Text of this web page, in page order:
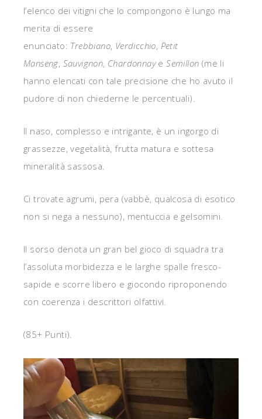
l’elenco dei vitigni che lo compongono è lungo ma
merita di essere
enunciato: Trebbiano, Verdicchio, Petit
Manseng, Sauvignon, ChardonnayeSemillon (me li
hanno elencati con tale precisione che ho avuto il
pudore di non chiederne le percentuali).
Il naso, complesso e intrigante, è un ingorgo di
grassezze, vegetalità, frutta matura e sottesa
mineralità sassosa.
Ci trovate agrumi, pera (vabbè, qualcosa di esotico
non si nega a nessuno), mentuccia e gelsomini.
Il sorso denota un gran bel gioco di squadra tra
l’assoluta morbidezza e le larghe spalle fresco-
sapide e scorre libero e giocondo riproponendo
con coerenza i descrittori olfattivi.
(85+ Punti).